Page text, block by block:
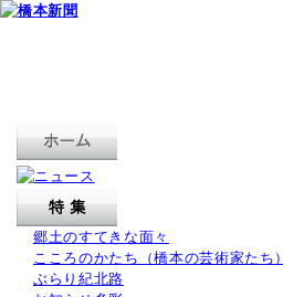
郷土のすてきな面々
こころのかたち（橋本の芸術家たち）
ぶらり紀北路